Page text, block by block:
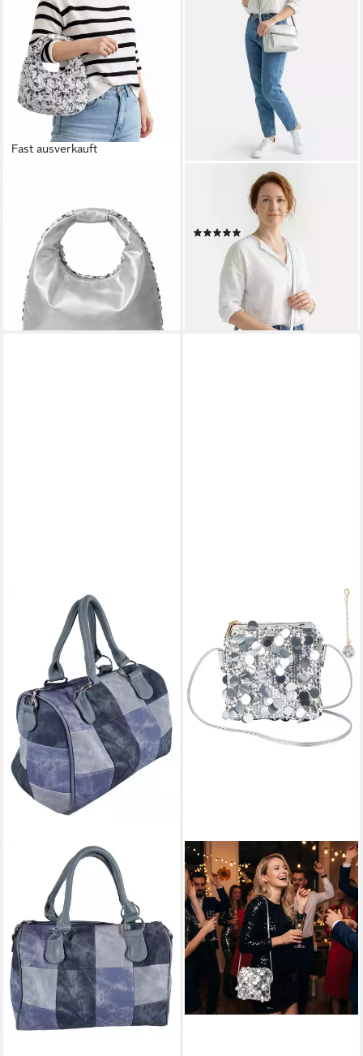
Fast ausverkauft
ovale Schultertasche mit
Pailetten
28,95 €
lieferbar - in 2-3 Werktagen bei dir
Umhängetasche TAS Alessia
(9)
21,57 € UVP35,95 €
lieferbar - in 3-4 Werktagen bei dir
+9